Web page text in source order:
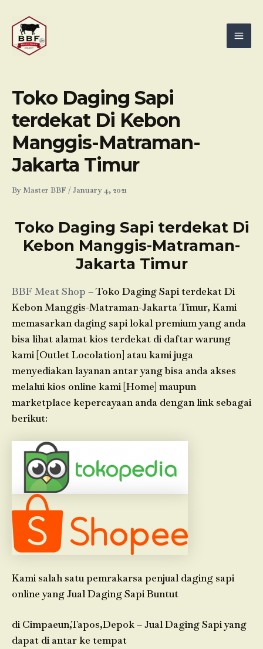
content
Toko Daging Sapi
terdekat Di Kebon
Manggis-Matraman-
Jakarta Timur
By Master BBF /January 4, 2021
Toko Daging Sapi terdekat Di
Kebon Manggis-Matraman-
Jakarta Timur
BBF Meat Shop – Toko Daging Sapi terdekat Di
Kebon Manggis-Matraman-Jakarta Timur, Kami
memasarkan daging sapi lokal premium yang anda
bisa lihat alamat kios terdekat di daftar warung
kami [Outlet Locolation] atau kami juga
menyediakan layanan antar yang bisa anda akses
melalui kios online kami [Home] maupun
marketplace kepercayaan anda dengan link sebagai
berikut:
Kami salah satu pemrakarsa penjual daging sapi
online yang Jual Daging Sapi Buntut
di Cimpaeun,Tapos,Depok – Jual Daging Sapi yang
dapat di antar ke tempat